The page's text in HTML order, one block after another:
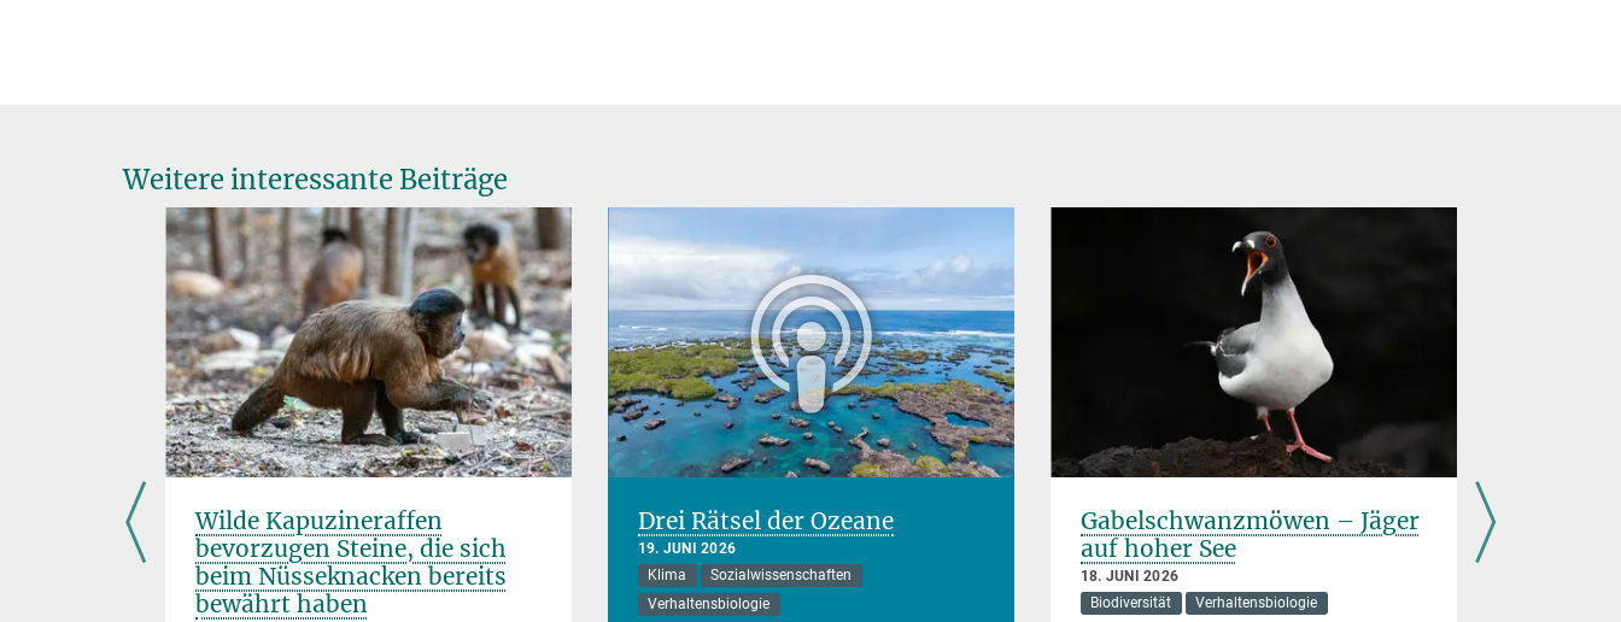
Weitere interessante Beiträge
Wilde Kapuzineraffen
bevorzugen Steine, die sich
beim Nüsseknacken bereits
bewährt haben
Drei Rätsel der Ozeane
19. JUNI 2026
Klima
Sozialwissenschaften
Verhaltensbiologie
Gabelschwanzmöwen – Jäger
auf hoher See
18. JUNI 2026
Biodiversität
Verhaltensbiologie